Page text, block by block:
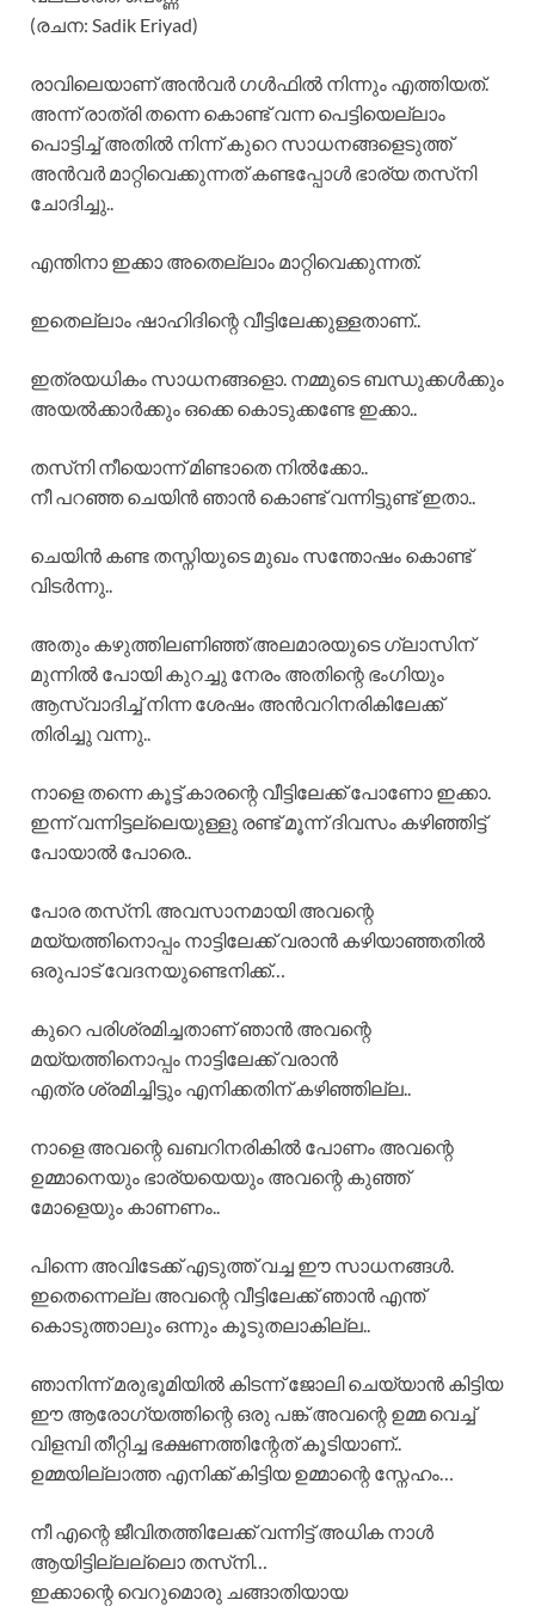
(രചന: Sadik Eriyad)
രാവിലെയാണ് അൻവർ ഗൾഫിൽ നിന്നും എത്തിയത്.
അന്ന് രാത്രി തന്നെ കൊണ്ട് വന്ന പെട്ടിയെല്ലാം
പൊട്ടിച്ച് അതിൽ നിന്ന് കുറെ സാധനങ്ങളെടുത്ത്
അൻവർ മാറ്റിവെക്കുന്നത് കണ്ടപ്പോൾ ഭാര്യ തസ്‌നി
ചോദിച്ചു..
എന്തിനാ ഇക്കാ അതെല്ലാം മാറ്റിവെക്കുന്നത്.
ഇതെല്ലാം ഷാഹിദിന്റെ വീട്ടിലേക്കുള്ളതാണ്..
ഇത്രയധികം സാധനങ്ങളൊ. നമ്മുടെ ബന്ധുക്കൾക്കും
അയൽക്കാർക്കും ഒക്കെ കൊടുക്കണ്ടേ ഇക്കാ..
തസ്‌നി നീയൊന്ന് മിണ്ടാതെ നിൽക്കോ..
നീ പറഞ്ഞ ചെയിൻ ഞാൻ കൊണ്ട് വന്നിട്ടുണ്ട് ഇതാ..
ചെയിൻ കണ്ട തസ്നിയുടെ മുഖം സന്തോഷം കൊണ്ട്
വിടർന്നു..
അതും കഴുത്തിലണിഞ്ഞ് അലമാരയുടെ ഗ്ലാസിന്
മുന്നിൽ പോയി കുറച്ചു നേരം അതിന്റെ ഭംഗിയും
ആസ്വാദിച്ച് നിന്ന ശേഷം അൻവറിനരികിലേക്ക്
തിരിച്ചു വന്നു..
നാളെ തന്നെ കൂട്ട് കാരന്റെ വീട്ടിലേക്ക് പോണോ ഇക്കാ.
ഇന്ന് വന്നിട്ടല്ലെയുള്ളു രണ്ട് മൂന്ന് ദിവസം കഴിഞ്ഞിട്ട്
പോയാൽ പോരെ..
പോര തസ്‌നി. അവസാനമായി അവന്റെ
മയ്യത്തിനൊപ്പം നാട്ടിലേക്ക് വരാൻ കഴിയാഞ്ഞതിൽ
ഒരുപാട് വേദനയുണ്ടെനിക്ക്…
കുറെ പരിശ്രമിച്ചതാണ് ഞാൻ അവന്റെ
മയ്യത്തിനൊപ്പം നാട്ടിലേക്ക് വരാൻ
എത്ര ശ്രമിച്ചിട്ടും എനിക്കതിന് കഴിഞ്ഞില്ല..
നാളെ അവന്റെ ഖബറിനരികിൽ പോണം അവന്റെ
ഉമ്മാനെയും ഭാര്യയെയും അവന്റെ കുഞ്ഞ്
മോളെയും കാണണം..
പിന്നെ അവിടേക്ക് എടുത്ത് വച്ച ഈ സാധനങ്ങൾ.
ഇതെന്നെല്ല അവന്റെ വീട്ടിലേക്ക് ഞാൻ എന്ത്‌
കൊടുത്താലും ഒന്നും കൂടുതലാകില്ല..
ഞാനിന്ന് മരുഭൂമിയിൽ കിടന്ന് ജോലി ചെയ്യാൻ കിട്ടിയ
ഈ ആരോഗ്യത്തിന്റെ ഒരു പങ്ക് അവന്റെ ഉമ്മ വെച്ച്
വിളമ്പി തീറ്റിച്ച ഭക്ഷണത്തിന്റേത് കൂടിയാണ്..
ഉമ്മയില്ലാത്ത എനിക്ക് കിട്ടിയ ഉമ്മാന്റെ സ്നേഹം…
നീ എന്റെ ജീവിതത്തിലേക്ക് വന്നിട്ട് അധിക നാൾ
ആയിട്ടില്ലല്ലൊ തസ്‌നി…
ഇക്കാന്റെ വെറുമൊരു ചങ്ങാതിയായ